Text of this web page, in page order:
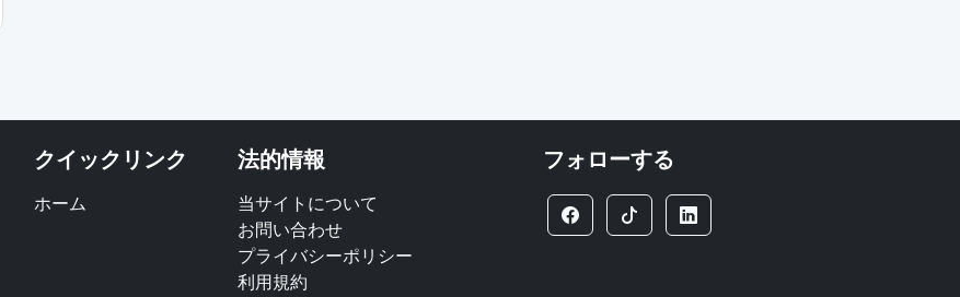
クイックリンク
ホーム
法的情報
当サイトについて
お問い合わせ
プライバシーポリシー
利用規約
フォローする